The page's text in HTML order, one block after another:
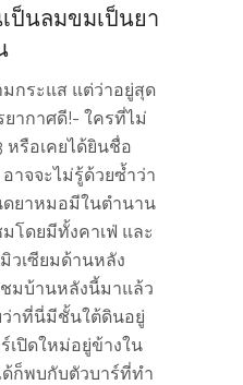
ป็นลมขมเป็นยา
กระแส แต่ว่าอยู่สุด
ากาศดี!- ใครที่ไม่
หรือเคยได้ยินชื่อ
าจจะไม่รู้ด้วยซ้ำว่า
ยาหมอมีในตำนาน
โดยมีทั้งคาเฟ่ และ
วเซียมด้านหลัง
มบ้านหลังนี้มาแล้ว
ว่าที่นี่มีชั้นใต้ดินอยู่
เปิดใหม่อยู่ข้างใน
ด้ก็พบกับตัวบาร์ที่ทำ